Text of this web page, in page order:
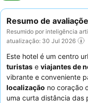
Resumo de
Resumido por inteligência
atualização: 30 Jul 2026
Este hotel é um centro
turistas e viajantes de
vibrante e conveniente
localização no coração
uma curta distância das